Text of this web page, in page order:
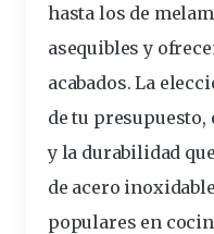
hasta los de
asequibles y
acabados. La
de tu presupuesto,
y la durabilidad
de acero
populares en